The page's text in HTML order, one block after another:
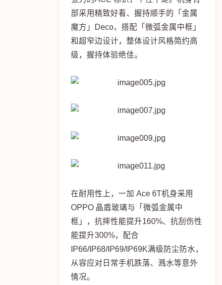
部采用精致好看、握持顺手的「金属
魔方」Deco，搭配「微弧金属中框」
和超窄边设计，整体设计风格简约高
级，握持体验绝佳。
在耐用性上，一加 Ace 6T机身采用
OPPO 晶盾玻璃与「微弧金属中
框」，抗摔性能提升160%、抗刮伤性
能提升300%，配合
IP66/IP68/IP69/IP69K满级防尘防水，
从容应对日常手机跌落、溅水等意外
情况。